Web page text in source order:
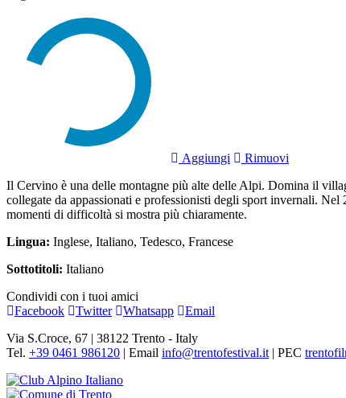
Aggiungi
Rimuovi
Il Cervino è una delle montagne più alte delle Alpi. Domina il
collegate da appassionati e professionisti degli sport invernali.
momenti di difficoltà si mostra più chiaramente.
Lingua: Inglese, Italiano, Tedesco, Francese
Sottotitoli: Italiano
Condividi con i tuoi amici
Facebook
Twitter Whatsapp
Email
Via S.Croce, 67 | 38122 Trento - Italy
Tel. +39 0461 986120 | Email info@trentofestival.it | PEC